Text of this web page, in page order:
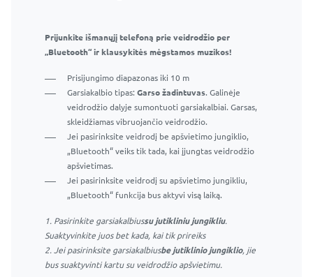
Prijunkite išmanųjį telefoną prie veidrodžio per
„Bluetooth“ ir klausykitės mėgstamos muzikos!
Prisijungimo diapazonas iki 10 m
Garsiakalbio tipas: Garso žadintuvas. Galinėje
veidrodžio dalyje sumontuoti garsiakalbiai. Garsas,
skleidžiamas vibruojančio veidrodžio.
Jei pasirinksite veidrodį be apšvietimo jungiklio,
„Bluetooth“ veiks tik tada, kai įjungtas veidrodžio
apšvietimas.
Jei pasirinksite veidrodį su apšvietimo jungikliu,
„Bluetooth“ funkcija bus aktyvi visą laiką.
1. Pasirinkite garsiakalbiussu jutikliniu jungikliu.
Suaktyvinkite juos bet kada, kai tik prireiks
2. Jei pasirinksite garsiakalbiusbe jutiklinio jungiklio, jie
bus suaktyvinti kartu su veidrodžio apšvietimu.